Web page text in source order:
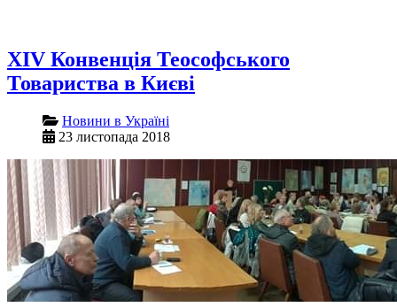
XIV Конвенція Теософського
Товариства в Києві
Новини в Україні
23 листопада 2018